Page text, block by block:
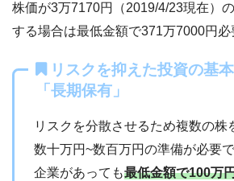
株価が3万7170円（2019/4/23現在）
する場合は最低金額で371万7000円必
リスクを抑えた投資の基
「長期保有」
リスクを分散させるため複数の株
数十万円~数百万円の準備が必要
企業があっても最低金額で100万